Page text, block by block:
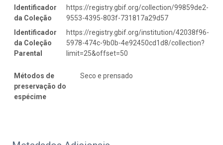
Identificador
da Coleção
https://registry.gbif.org/collection/99859de2-
9553-4395-803f-731817a29d57
Identificador
da Coleção
Parental
https://registry.gbif.org/institution/42038f96-
5978-474c-9b0b-4e92450cd1d8/collection?
limit=25&offset=50
Métodos de
preservação do
espécime
Seco e prensado